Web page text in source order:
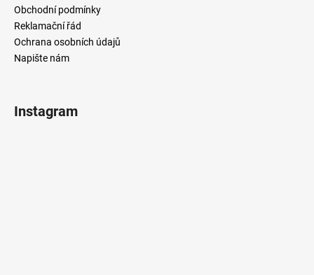
Obchodní podmínky
Reklamační řád
Ochrana osobních údajů
Napište nám
Instagram